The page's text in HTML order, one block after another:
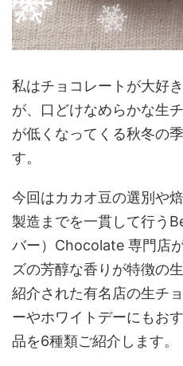
私はチョコレートが大好
が、口どけなめらかな生
が低くなってくる秋冬の
す。
今回はカカオ豆の選別や
製造までを一貫して行う
バー）Chocolate 専門店
ズの芳醇な香りが特徴の
紹介された有名店の生チ
ーやホワイトデーにもお
品を6種類ご紹介します。